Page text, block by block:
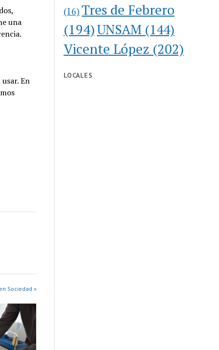
una
En
Sociedad »
(16) Tres de Febrero
(194)UNSAM (144)
Vicente López (202)
LOCALES